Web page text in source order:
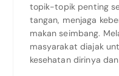
topik-topik penting
tangan, menjaga
makan seimbang.
masyarakat diajak
kesehatan dirinya